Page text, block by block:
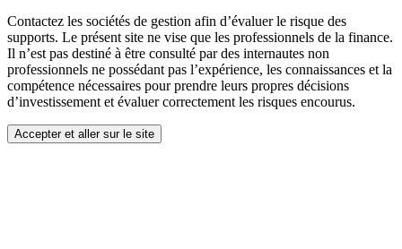
Contactez les sociétés de gestion afin d’évaluer le risque des
supports. Le présent site ne vise que les professionnels de la finance.
Il n’est pas destiné à être consulté par des internautes non
professionnels ne possédant pas l’expérience, les connaissances et la
compétence nécessaires pour prendre leurs propres décisions
d’investissement et évaluer correctement les risques encourus.
Accepter et aller sur le site